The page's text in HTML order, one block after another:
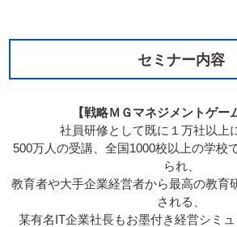
セミナー内容
【戦略ＭＧマネジメントゲー
社員研修として既に１万社以上
500万人の受講、全国1000校以上の学校
られ、
教育者や大手企業経営者から最高の教育
される、
某有名IT企業社長もお墨付き経営シミ